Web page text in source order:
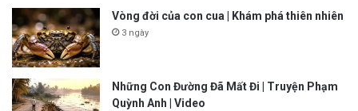
Vòng đời của con cua | Khám phá thiên nhiên
3 ngày
Những Con Đường Đã Mất Đi | Truyện Phạm
Quỳnh Anh | Video